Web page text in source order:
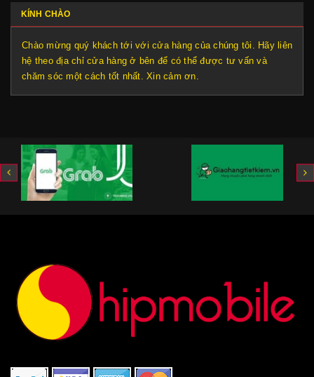
KÍNH CHÀO
Chào mừng quý khách tới với cửa hàng của chúng tôi. Hãy liên
hệ theo địa chỉ cửa hàng ở bên để có thể được tư vấn và
chăm sóc một cách tốt nhất. Xin cảm ơn.